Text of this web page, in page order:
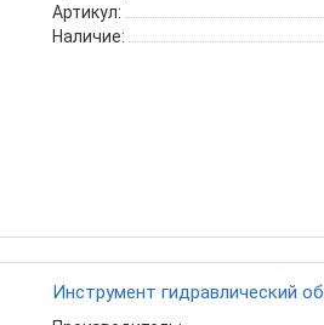
Артикул:
Наличие:
Инструмент гидравлический